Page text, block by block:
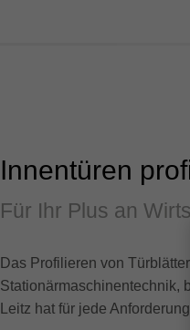
Innentüren
Für Ihr Plus an
Das Profilieren von
Stationärmaschinentechnik,
Leitz hat für jede